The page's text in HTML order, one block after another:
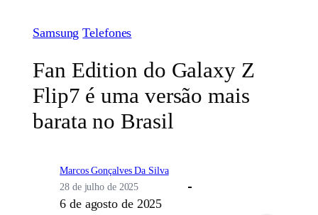
Samsung Telefones
Fan Edition do Galaxy Z
Flip7 é uma versão mais
barata no Brasil
Marcos Gonçalves Da Silva
28 de julho de 2025
6 de agosto de 2025